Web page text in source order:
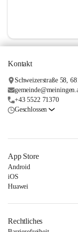
Kontakt
Schweizerstraße 58,
+43 5522 71370
Geschlossen
App Store
Android
iOS
Huawei
Rechtliches